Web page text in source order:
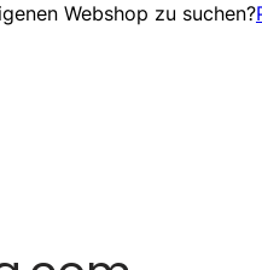
Webshop zu suchen?